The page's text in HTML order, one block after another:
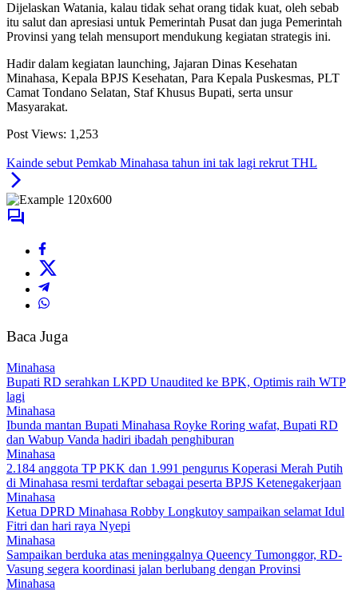
Dijelaskan Watania, kalau tidak sehat orang tidak kuat, oleh sebab
itu salut dan apresiasi untuk Pemerintah Pusat dan juga Pemerintah
Provinsi yang telah mensuport mendukung kegiatan strategis ini.
Hadir dalam kegiatan launching, Jajaran Dinas Kesehatan
Minahasa, Kepala BPJS Kesehatan, Para Kepala Puskesmas, PLT
Camat Tondano Selatan, Staf Khusus Bupati, serta unsur
Masyarakat.
Post Views: 1,253
Kainde sebut Pemkab Minahasa tahun ini tak lagi rekrut THL
Baca Juga
Minahasa
Bupati RD serahkan LKPD Unaudited ke BPK, Optimis raih WTP
lagi
Minahasa
Ibunda mantan Bupati Minahasa Royke Roring wafat, Bupati RD
dan Wabup Vanda hadiri ibadah penghiburan
Minahasa
2.184 anggota TP PKK dan 1.991 pengurus Koperasi Merah Putih
di Minahasa resmi terdaftar sebagai peserta BPJS Ketenegakerjaan
Minahasa
Ketua DPRD Minahasa Robby Longkutoy sampaikan selamat Idul
Fitri dan hari raya Nyepi
Minahasa
Sampaikan berduka atas meninggalnya Queency Tumonggor, RD-
Vasung segera koordinasi jalan berlubang dengan Provinsi
Minahasa